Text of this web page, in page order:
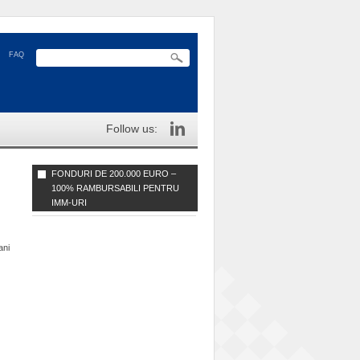
FAQ
Follow us:
FONDURI DE 200.000 EURO –
100% RAMBURSABILI PENTRU
IMM-URI